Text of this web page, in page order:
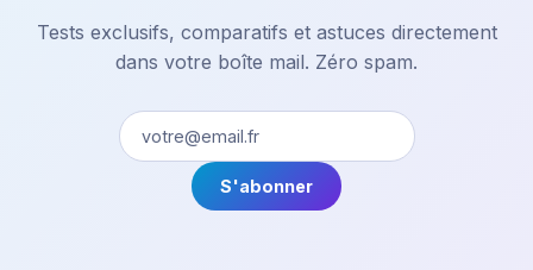
Tests exclusifs, comparatifs et astuces directement
dans votre boîte mail. Zéro spam.
S'abonner